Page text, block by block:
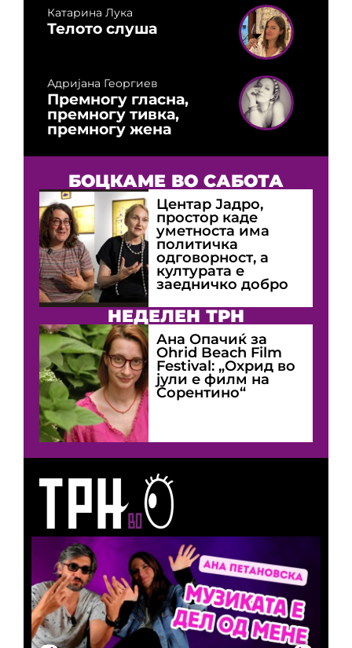
Катарина Лука
Телото слуша
Адријана Георгиев
Премногу гласна,
премногу тивка,
премногу жена
БОЦКАМЕ ВО САБОТА
Центар Јадро,
простор каде
уметноста има
политичка
одговорност, а
културата е
заедничко добро
НЕДЕЛЕН ТРН
Ана Опачиќ за
Оhrid Beach Film
Festival: „Охрид во
јули е филм на
Сорентино“